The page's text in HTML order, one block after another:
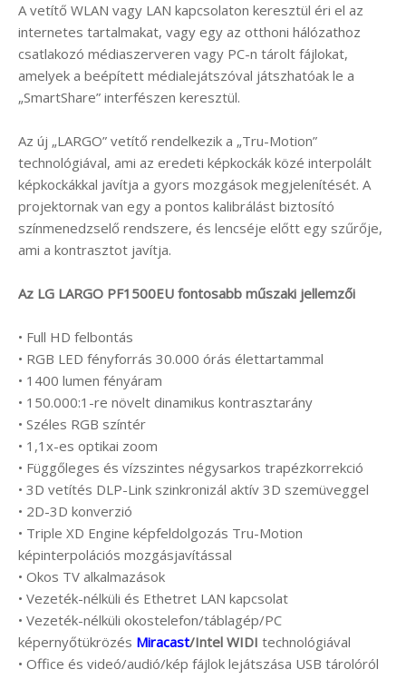
A vetítő WLAN vagy LAN kapcsolaton keresztül éri el az
internetes tartalmakat, vagy egy az otthoni hálózathoz
csatlakozó médiaszerveren vagy PC-n tárolt fájlokat,
amelyek a beépített médialejátszóval játszhatóak le a
„SmartShare” interfészen keresztül.
Az új „LARGO” vetítő rendelkezik a „Tru-Motion”
technológiával, ami az eredeti képkockák közé interpolált
képkockákkal javítja a gyors mozgások megjelenítését. A
projektornak van egy a pontos kalibrálást biztosító
színmenedzselő rendszere, és lencséje előtt egy szűrője,
ami a kontrasztot javítja.
Az LG LARGO PF1500EU fontosabb műszaki jellemzői
• Full HD felbontás
• RGB LED fényforrás 30.000 órás élettartammal
• 1400 lumen fényáram
• 150.000:1-re növelt dinamikus kontrasztarány
• Széles RGB színtér
• 1,1x-es optikai zoom
• Függőleges és vízszintes négysarkos trapézkorrekció
• 3D vetítés DLP-Link szinkronizál aktív 3D szemüveggel
• 2D-3D konverzió
• Triple XD Engine képfeldolgozás Tru-Motion
képinterpolációs mozgásjavítással
• Okos TV alkalmazások
• Vezeték-nélküli és Ethetret LAN kapcsolat
• Vezeték-nélküli okostelefon/táblagép/PC
képernyőtükrözés Miracast/Intel WIDI technológiával
• Office és videó/audió/kép fájlok lejátszása USB tárolóról